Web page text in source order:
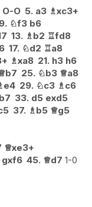
O-O 5. a3 ♗xc3+
9. ♘f3 b6
13. ♗b2 ♖fd8
17. ♘d2 ♖a8
♗xa8 21. h3 h6
b7 25. ♘b3 ♕a8
e4 29. ♘c3 ♗c6
b7 33. d5 exd5
37. ♗b5 ♕g5
♕xe3+
gxf6 45. ♕d7 1-0